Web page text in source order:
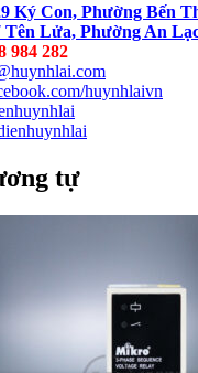
Ký Con, Phường Bến
Tên Lửa, Phường An
984 282
huynhlaivn
tự